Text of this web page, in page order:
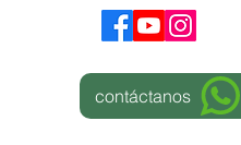
contáctanos